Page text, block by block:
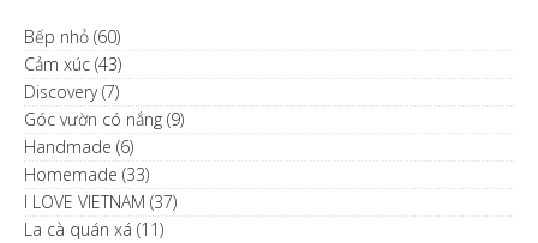
Bếp nhỏ (60)
Cảm xúc (43)
Discovery(7)
Góc vườn có nắng (9)
Handmade (6)
Homemade (33)
I LOVE VIETNAM (37)
La cà quán xá (11)